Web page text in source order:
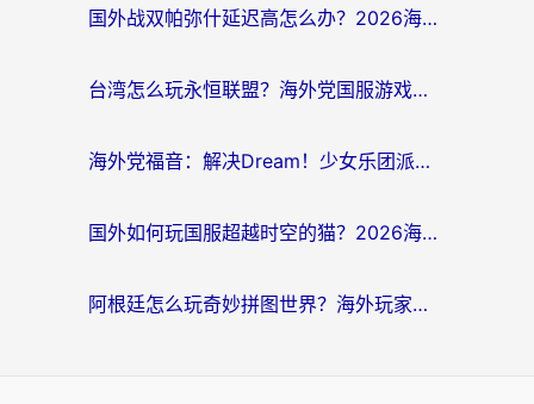
国外战双帕弥什延迟高怎么办？2026海外畅玩国服游戏终极指南（附实测工具推荐）
台湾怎么玩永恒联盟？海外党国服游戏加速器选择全攻略（附3大热门游戏实测）
海外党福音：解决Dream！少女乐团派对！国外延迟的实用指南，附北美英国游戏加速方案
国外如何玩国服超越时空的猫？2026海外党必看的加速器选择指南
阿根廷怎么玩奇妙拼图世界？海外玩家国服游戏加速全攻略（附帕斯卡契约战舰少女解决方案）